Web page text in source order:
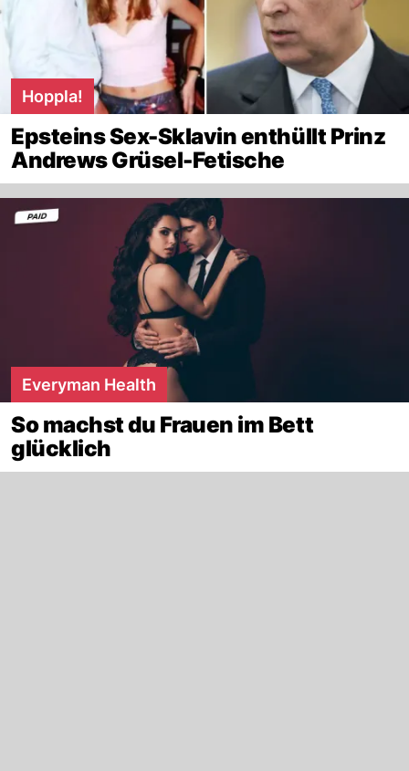
Hoppla!
Epsteins Sex-Sklavin enthüllt Prinz
Andrews Grüsel-Fetische
Everyman Health
So machst du Frauen im Bett
glücklich